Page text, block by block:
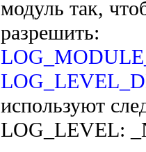
модуль так,
разрешить:
используют
LOG_LEVEL: